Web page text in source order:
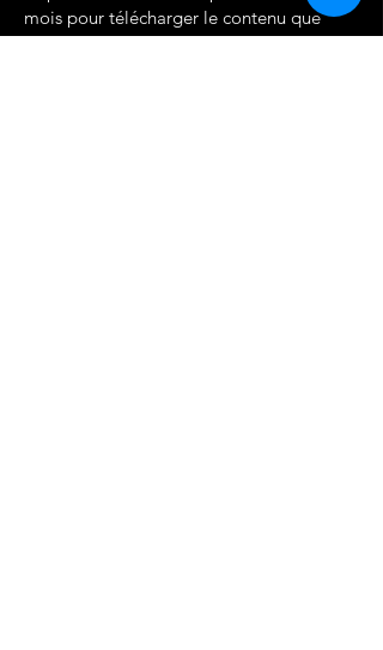
mois pour télécharger le contenu que
vous avez acheté. Nous mettrons en place